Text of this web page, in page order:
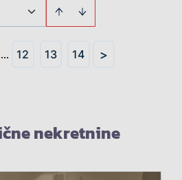
... 12 13 14 >
nekretnine